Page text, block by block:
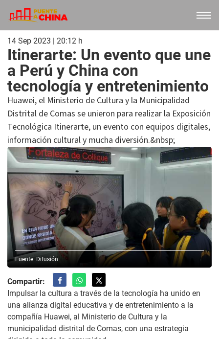
14 Sep 2023 | 20:12 h
Itinerarte: Un evento que une
a Perú y China con
tecnología y entretenimiento
Huawei, el Ministerio de Cultura y la Municipalidad
Distrital de Comas se unieron para realizar la Exposición
Tecnológica Itinerarte, un evento con equipos digitales,
información cultural y mucha diversión.&nbsp;
Fuente: Difusión
Compartir:
Impulsar la cultura a través de la tecnología ha unido en
una alianza digital educativa y de entretenimiento a la
compañía Huawei, al Ministerio de Cultura y la
municipalidad distrital de Comas, con una estrategia